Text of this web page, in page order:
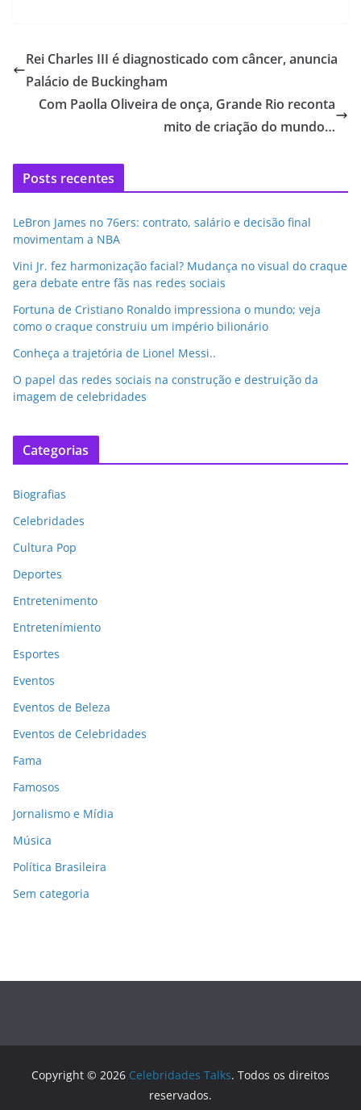
Rei Charles III é diagnosticado com câncer, anuncia
Palácio de Buckingham
Com Paolla Oliveira de onça, Grande Rio reconta
mito de criação do mundo…
Posts recentes
LeBron James no 76ers: contrato, salário e decisão final
movimentam a NBA
Vini Jr. fez harmonização facial? Mudança no visual do craque
gera debate entre fãs nas redes sociais
Fortuna de Cristiano Ronaldo impressiona o mundo; veja
como o craque construiu um império bilionário
Conheça a trajetória de Lionel Messi..
O papel das redes sociais na construção e destruição da
imagem de celebridades
Categorias
Biografias
Celebridades
Cultura Pop
Deportes
Entretenimento
Entretenimiento
Esportes
Eventos
Eventos de Beleza
Eventos de Celebridades
Fama
Famosos
Jornalismo e Mídia
Música
Política Brasileira
Sem categoria
Copyright © 2026 Celebridades Talks. Todos os direitos
reservados.